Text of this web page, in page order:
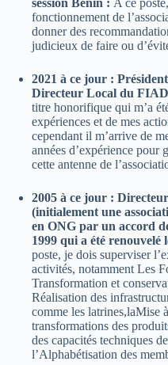
session Bénin : A ce
fonctionnement de
donner des
judicieux de faire ou
2021 à ce jour :
Directeur Local du
titre honorifique qui m’a
expériences et de mes
cependant il m’arrive de
années d’expérience pour
cette antenne de
2005 à ce jour :
(initialement une
en ONG par un accord
1999 qui a été renouvelé
poste, je dois superviser
activités, notamment Les
Transformation et
Réalisation des
comme les latrines,laMise
transformations des
des capacités techniques
l’Alphabétisation des